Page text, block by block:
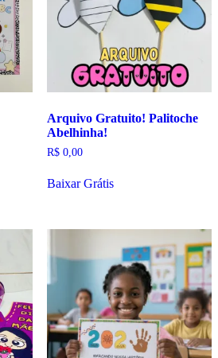
Arquivo Gratuito! Palitoche
Abelhinha!
R$0,00
Baixar Grátis